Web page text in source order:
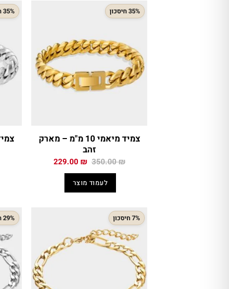
35% חיסכון
צמיד מיאמי 10 מ"מ – מארק
זהב
350.00₪ המחיר
350.00 ₪.
229.00 ₪ המחיר
לעמוד מוצר
35% חיסכון
7% חיסכון 29% חיסכון